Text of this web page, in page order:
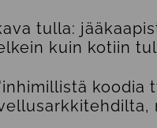
tulla:
kuin kotiin
koodia